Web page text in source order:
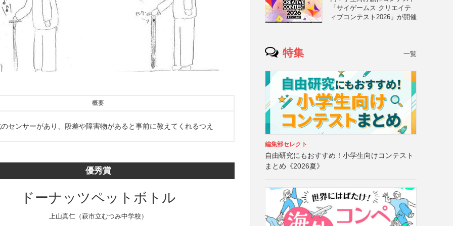
概要
センサーがあり、段差や障害物があると事前に教えてくれるつえ
優秀賞
ドーナッツペットボトル
上山真仁（萩市立むつみ中学校）
「サイゲームス クリエイテ
ィブコンテスト2026」が開催
特集 一覧
編集部セレクト
自由研究にもおすすめ！小学生向けコンテスト
まとめ《2026夏》